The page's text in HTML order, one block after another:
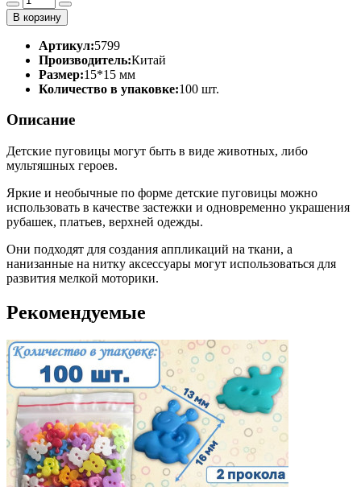
В корзину
Артикул:5799
Производитель:Китай
Размер:15*15 мм
Количество в упаковке:100 шт.
Описание
Детские пуговицы могут быть в виде животных, либо
мультяшных героев.
Яркие и необычные по форме детские пуговицы можно
использовать в качестве застежки и одновременно украшения
рубашек, платьев, верхней одежды.
Они подходят для создания аппликаций на ткани, а
нанизанные на нитку аксессуары могут использоваться для
развития мелкой моторики.
Рекомендуемые